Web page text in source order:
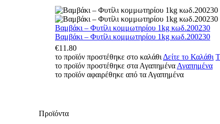
Βαμβάκι – Φυτίλι κομμωτηρίου 1kg κωδ.200230
Βαμβάκι – Φυτίλι κομμωτηρίου 1kg κωδ.200230
€11.80
το προϊόν προστέθηκε στο καλάθι Δείτε το Καλάθι
το προϊόν προστέθηκε στα Αγαπημένα Αγαπημένα
το προϊόν αφαιρέθηκε από τα Αγαπημένα
Προϊόντα